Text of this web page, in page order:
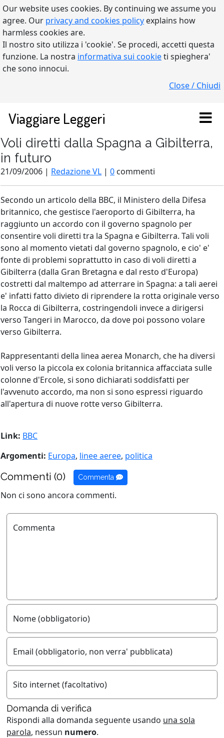
Our website uses cookies. By continuing we assume you
agree. Our privacy and cookies policy explains how
harmless cookies are.
Il nostro sito utilizza i 'cookie'. Se procedi, accetti questa
funzione. La nostra informativa sui cookieti spieghera'
che sono innocui.
Close / Chiudi
Viaggiare Leggeri
Voli diretti dalla Spagna a Gibilterra,
in futuro
21/09/2006 | Redazione VL | 0 commenti
Secondo un articolo della BBC, il Ministero della Difesa
britannico, che gestisce l'aeroporto di Gibilterra, ha
raggiunto un accordo con il governo spagnolo per
consentire voli diretti tra la Spagna e Gibilterra. Tali voli
sono al momento vietati dal governo spagnolo, e cio' e'
fonte di problemi soprattutto in caso di voli diretti a
Gibilterra (dalla Gran Bretagna e dal resto d'Europa)
costretti dal maltempo ad atterrare in Spagna: a tali aerei
e' infatti fatto divieto di riprendere la rotta originale verso
la Rocca di Gibilterra, costringendoli invece a dirigersi
verso Tangeri in Marocco, da dove poi possono volare
verso Gibilterra.
Rappresentanti della linea aerea Monarch, che ha diversi
voli verso la piccola ex colonia britannica affacciata sulle
colonne d'Ercole, si sono dichiarati soddisfatti per
l'avvenuto accordo, ma non si sono espressi riguardo
all'apertura di nuove rotte verso Gibilterra.
Link: BBC
Argomenti: Europa, linee aeree, politica
Commenti (0) Commenta
Non ci sono ancora commenti.
Commenta
Nome (obbligatorio)
Email (obbligatorio, non verra' pubblicata)
Sito internet (facoltativo)
Domanda di verifica
Rispondi alla domanda seguente usando una sola
parola, nessun numero.